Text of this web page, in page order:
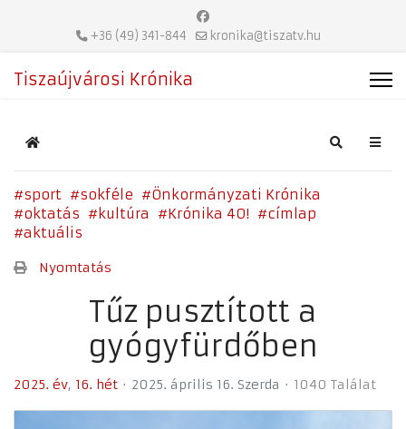
+36 (49) 341-844 kronika@tiszatv.hu
Tiszaújvárosi Krónika
Home Search
sport sokféle
Önkormányzati Krónika
oktatás
kultúra Krónika 40!
címlap
aktuális
Nyomtatás
Tűz pusztított a
gyógyfürdőben
2025. év 16. hét 2025. április 16. Szerda 1040 Találat